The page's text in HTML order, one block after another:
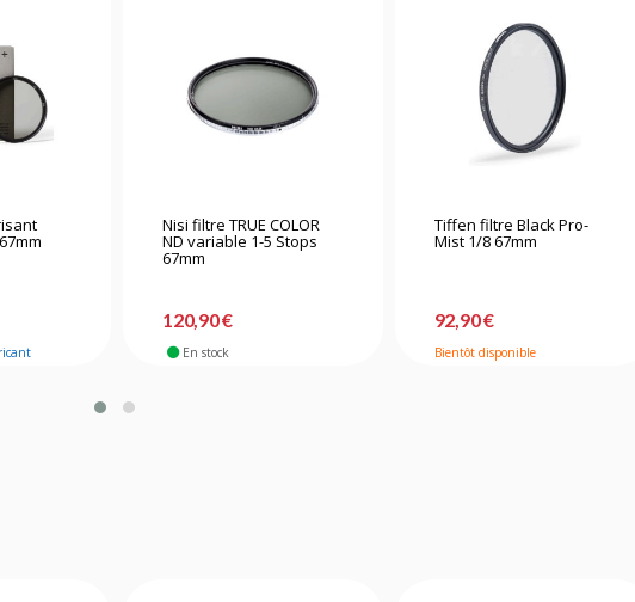
Nisi filtre TRUE COLOR
ND variable 1-5 Stops
67mm
120,90 €
En stock
Tiffen filtre Black Pro-
Mist 1/8 67mm
92,90 €
Bientôt disponible